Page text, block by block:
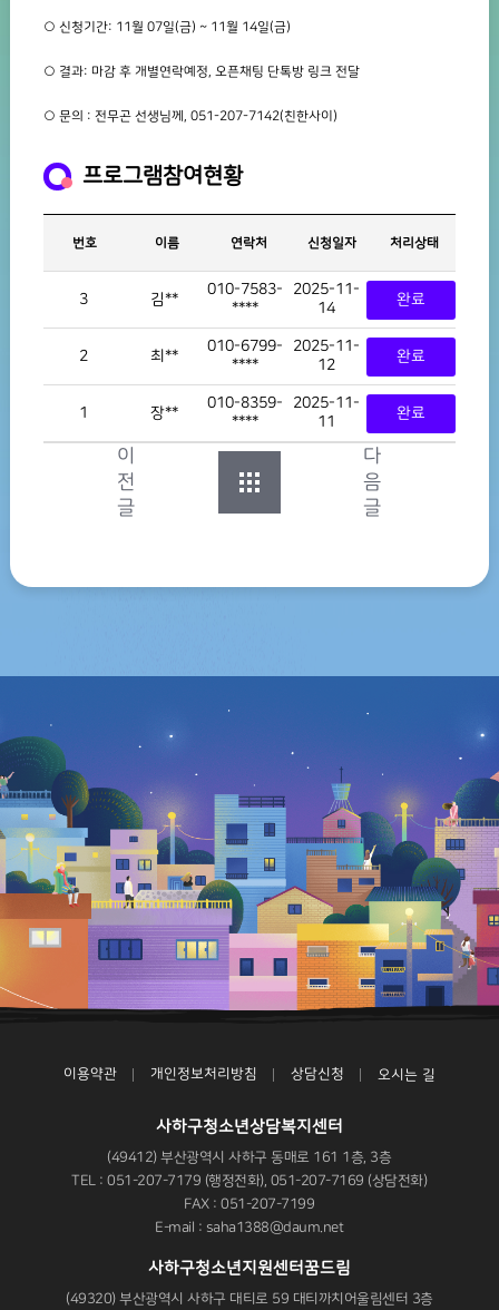
○ 신청기간: 11월 07일(금) ~ 11월 14일(금)
○ 결과: 마감 후 개별연락예정, 오픈채팅 단톡방 링크 전달
○ 문의 : 전무곤 선생님께, 051-207-7142(친한사이)
프로그램참여현황
번호 이름 연락처 신청일자 처리상태
3 김**
010-7583-
****
2025-11-
14
완료
2 최**
010-6799-
****
2025-11-
12
완료
1 장**
010-8359-
****
2025-11-
11
완료
이
전
글
다
음
글
이용약관 개인정보처리방침 상담신청 오시는 길
사하구청소년상담복지센터
(49412) 부산광역시 사하구 동매로 161 1층, 3층
TEL : 051-207-7179 (행정전화), 051-207-7169 (상담전화)
FAX : 051-207-7199
E-mail : saha1388@daum.net
사하구청소년지원센터꿈드림
(49320) 부산광역시 사하구 대티로 59 대티까치어울림센터 3층